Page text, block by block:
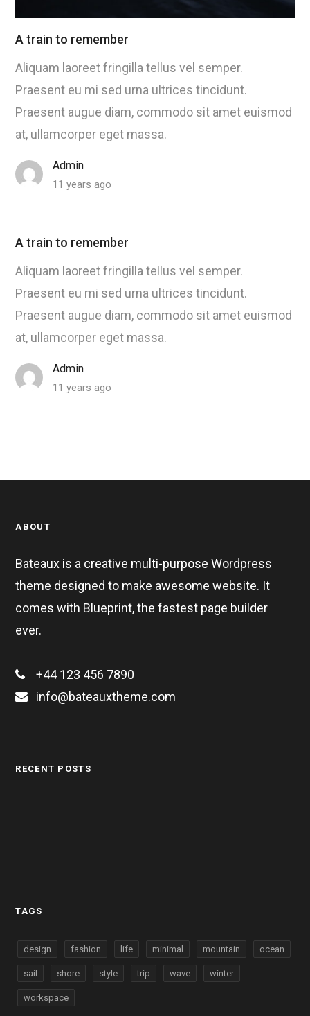
A train to remember
Aliquam laoreet fringilla tellus vel semper.
Praesent eu mi sed urna ultrices tincidunt.
Praesent augue diam, commodo sit amet euismod
at, ullamcorper eget massa.
Admin
11 years ago
A train to remember
Aliquam laoreet fringilla tellus vel semper.
Praesent eu mi sed urna ultrices tincidunt.
Praesent augue diam, commodo sit amet euismod
at, ullamcorper eget massa.
Admin
11 years ago
ABOUT
Bateaux is a creative multi-purpose Wordpress
theme designed to make awesome website. It
comes with Blueprint, the fastest page builder
ever.
+44 123 456 7890
info@bateauxtheme.com
RECENT POSTS
TAGS
design fashion life minimal mountain ocean
sail shore style trip wave winter
workspace